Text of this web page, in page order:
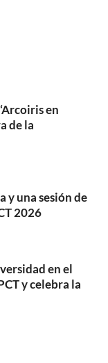
en
de la
y una sesión de
2026
en el
y celebra la